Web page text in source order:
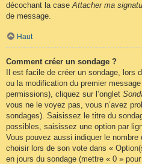
décochant la caseAttacher ma
de message.
Haut
Comment créer un sondage ?
Il est facile de créer un sondage, lors
ou la modification du premier
permissions), cliquez sur l’onglet
vous ne le voyez pas, vous n’avez
sondages). Saisissez le titre du
possibles, saisissez une option par
Vous pouvez aussi indiquer le nombre
choisir lors de son vote dans «
en jours du sondage (mettre « 0 »